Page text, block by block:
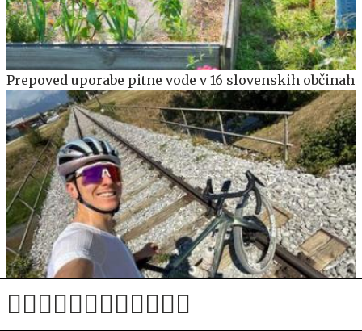
Prepoved uporabe pitne vode v 16 slovenskih občinah
Pogačar ne popušča: dva tedna pred Vuelto na